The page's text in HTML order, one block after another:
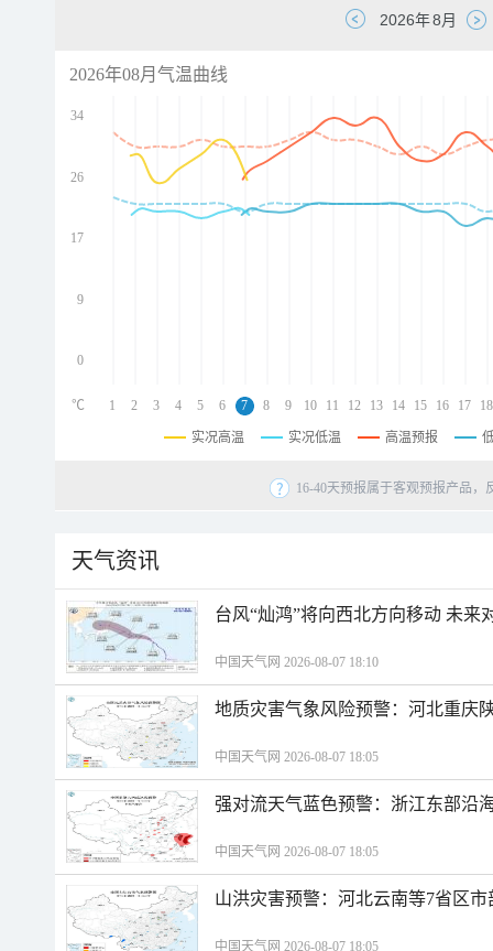
2026年08月气温曲线
34
26
17
9
0
1 2 3 4 5 6 7 8 9 10 11 12 13 14 15 16 17 18
℃
实况高温 实况低温 高温预报
16-40天预报属于客观预报产品
天气资讯
台风“灿鸿”将向西北方向移动 未来
中国天气网 2026-08-07 18:10
地质灾害气象风险预警：河北重庆
中国天气网 2026-08-07 18:05
强对流天气蓝色预警：浙江东部沿
中国天气网 2026-08-07 18:05
山洪灾害预警：河北云南等7省区
中国天气网 2026-08-07 18:05